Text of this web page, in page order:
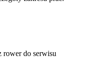
rower do serwisu